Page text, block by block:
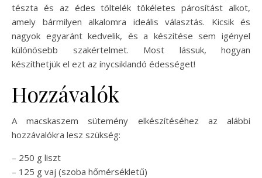
tészta és az édes töltelék tökéletes párosítást alkot,
amely bármilyen alkalomra ideális választás. Kicsik és
nagyok egyaránt kedvelik, és a készítése sem igényel
különösebb szakértelmet. Most lássuk, hogyan
készíthetjük el ezt az ínycsiklandó édességet!
Hozzávalók
A macskaszem sütemény elkészítéséhez az alábbi
hozzávalókra lesz szükség:
– 250 g liszt
– 125 g vaj (szoba hőmérsékletű)